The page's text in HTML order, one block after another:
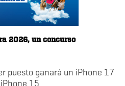
2026, un concurso
puesto ganará un iPhone 17
15